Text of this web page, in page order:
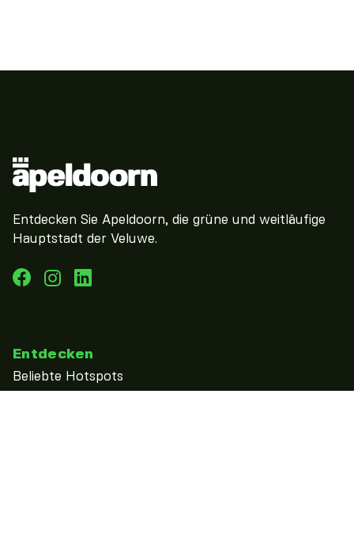
Entdecken Sie Apeldoorn, die grüne und weitläufige
Hauptstadt der Veluwe.
Entdecken
Beliebte Hotspots